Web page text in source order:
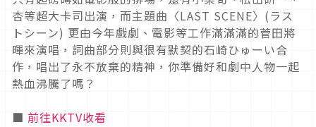
杏等超大卡司出演，而主題曲〈LAST SCENE〉(ラス
トシーン) 更由今年戲劇、電影等工作滿滿滿的菅田將
暉來演唱，詞曲部分則與很有默契的石崎ひゅーい合
作，唱出了永不放棄的精神，你準備好和劇中人物一起
熱血沸騰了嗎？
■ 前往KKTV收看